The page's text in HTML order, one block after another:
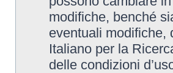
modifiche, benché
eventuali modifiche,
Italiano per la
delle condizioni